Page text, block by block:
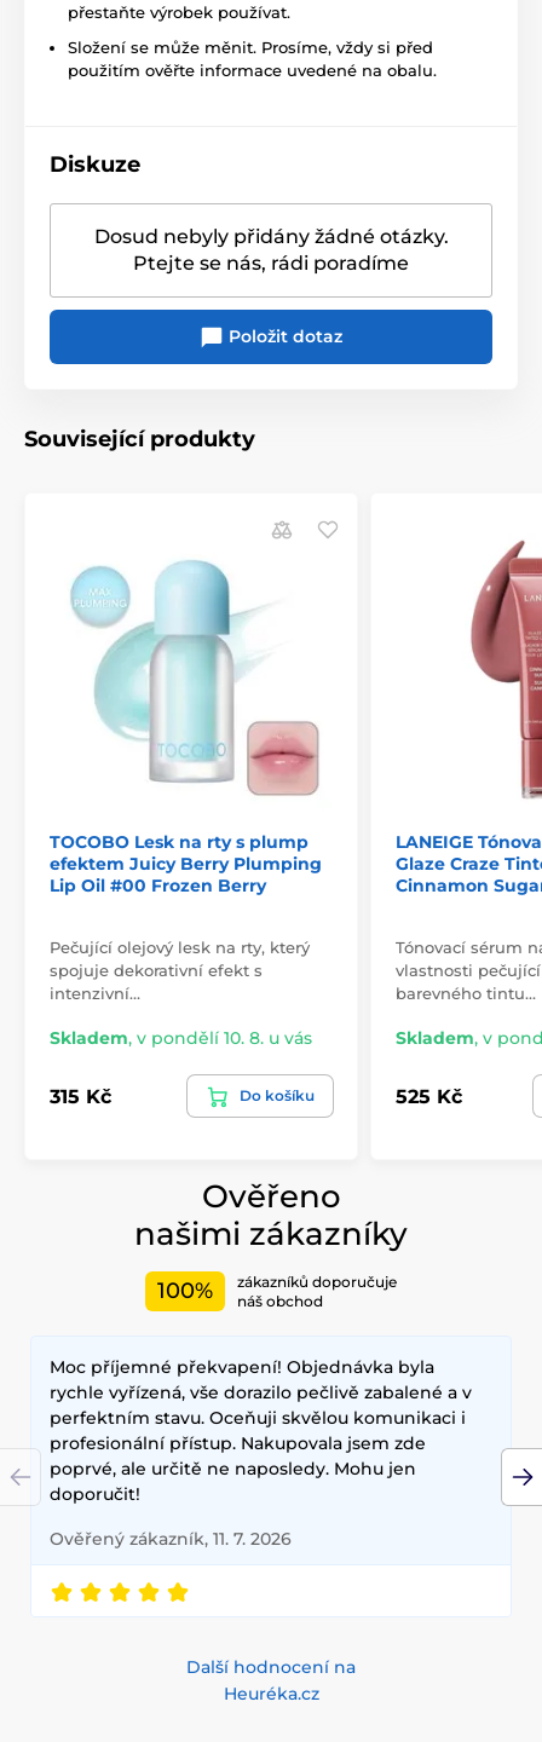
přestaňte výrobek používat.
Složení se může měnit. Prosíme, vždy si před
použitím ověřte informace uvedené na obalu.
Diskuze
Dosud nebyly přidány žádné otázky.
Ptejte se nás, rádi poradíme
Položit dotaz
Související produkty
TOCOBO Lesk na rty s plump
efektem Juicy Berry Plumping
Lip Oil #00 Frozen Berry
Pečující olejový lesk na rty, který
spojuje dekorativní efekt s
intenzivní…
Skladem, v pondělí 10. 8. u vás
315 Kč Do košíku
LANEIGE
Glaze Craze
Cinnamon
Tónovací sérum
vlastnosti
barevného tintu…
Skladem, v
525 Kč
Ověřeno
našimi zákazníky
100%
zákazníků doporučuje
náš obchod
Moc příjemné překvapení! Objednávka byla
rychle vyřízená, vše dorazilo pečlivě zabalené a v
perfektním stavu. Oceňuji skvělou komunikaci i
profesionální přístup. Nakupovala jsem zde
poprvé, ale určitě ne naposledy. Mohu jen
doporučit!
Ověřený zákazník, 11. 7. 2026
Další hodnocení na
Heuréka.cz